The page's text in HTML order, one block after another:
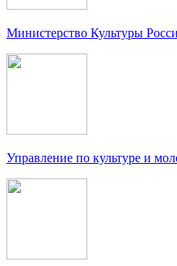
Министерство Культуры
Управление по культуре и